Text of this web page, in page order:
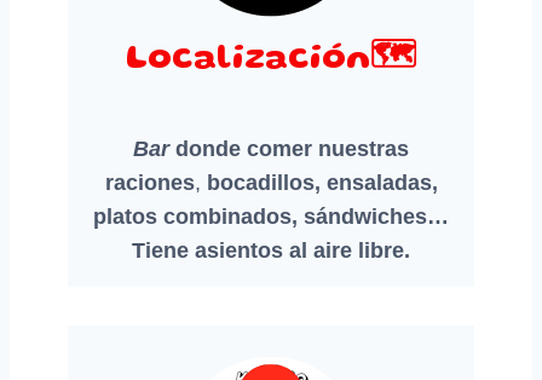
Localización🗺️
Bardonde comer nuestras
raciones, bocadillos, ensaladas,
platos combinados, sándwiches…
Tiene asientos al aire libre.